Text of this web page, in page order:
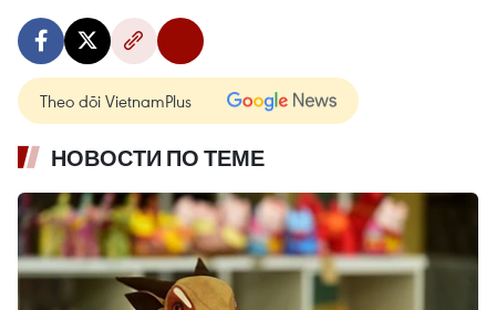
Theo dõi VietnamPlus
НОВОСТИ ПО ТЕМЕ